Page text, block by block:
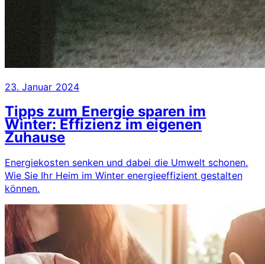
23. Januar 2024
Tipps zum Energie sparen im
Winter: Effizienz im eigenen
Zuhause
Energiekosten senken und dabei die Umwelt schonen.
Wie Sie Ihr Heim im Winter energieeffizient gestalten
können.